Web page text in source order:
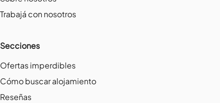
Trabajá con nosotros
Secciones
Ofertas imperdibles
Cómo buscar alojamiento
Reseñas